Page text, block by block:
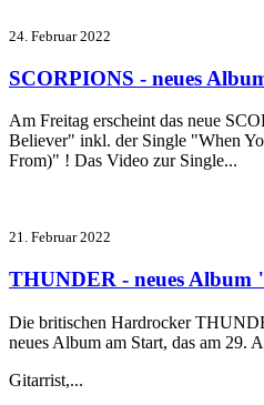
24. Februar 2022
SCORPIONS - neues
Am Freitag erscheint das neue
Believer" inkl. der Single "When
From)" ! Das Video zur Single...
21. Februar 2022
THUNDER - neues Album
Die britischen Hardrocker
neues Album am Start, das am 29.
Gitarrist,...